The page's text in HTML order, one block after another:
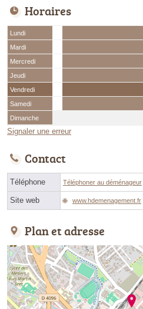
Horaires
Lundi
Mardi
Mercredi
Jeudi
Vendredi
Samedi
Dimanche
Signaler une erreur
Contact
Téléphone Téléphoner au déménageur
Site web www.hdemenagement.fr
Plan et adresse